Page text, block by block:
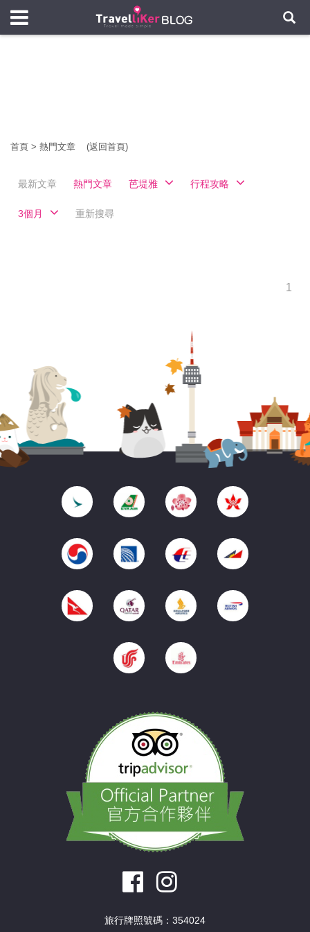
首頁 > 熱門文章 (返回首頁)
最新文章 熱門文章 芭堤雅 行程攻略
3個月 重新搜尋
1
旅行牌照號碼：354024